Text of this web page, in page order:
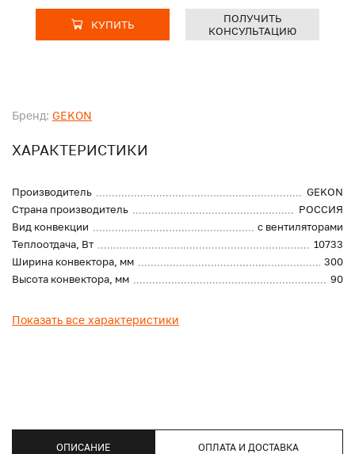
Бренд: GEKON
ХАРАКТЕРИСТИКИ
Производитель
GEKON
Страна производитель
РОССИЯ
Вид конвекции
с вентиляторами
Теплоотдача, Вт
10733
Ширина конвектора, мм
300
Высота конвектора, мм
90
Показать все характеристики
КУПИТЬ
ПОЛУЧИТЬ
КОНСУЛЬТАЦИЮ
ОПИСАНИЕ ОПЛАТА И ДОСТАВКА